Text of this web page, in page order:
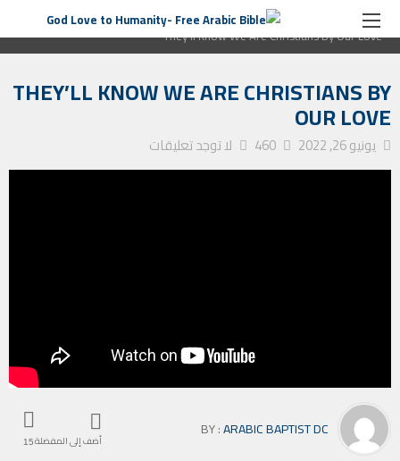
الصفحة الرئيسية
ترانيم كنيسة
They’ll Know We Are Christians By Our Love
THEY’LL KNOW WE ARE CHRISTIANS BY
OUR LOVE
يونيو 26, 2022 460 لا توجد تعليقات
أضف إلى المفضلة15
BY :ARABIC BAPTIST DC